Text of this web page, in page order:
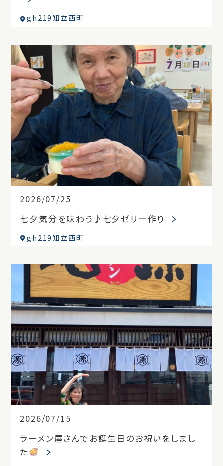
gh219知立西町
2026/07/25
七夕気分を味わう♪七夕ゼリー作り
gh219知立西町
2026/07/15
ラーメン屋さんでお誕生日のお祝いをしまし
た